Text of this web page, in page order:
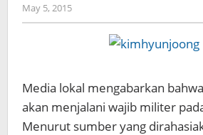
May 5, 2015by
Koreanindo
Media lokal mengabarkan
akan menjalani wajib militer
Menurut sumber yang